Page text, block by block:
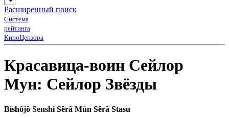
Расширенный поиск
Система
рейтинга
КиноЦензора
Красавица-воин Сейлор
Мун: Сейлор Звëзды
Bishôjô Senshi Sêrâ Mûn Sêrâ Stasu